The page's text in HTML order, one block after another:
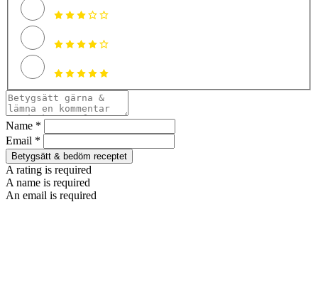
Name *
Email *
Betygsätt & bedöm receptet
A rating is required
A name is required
An email is required